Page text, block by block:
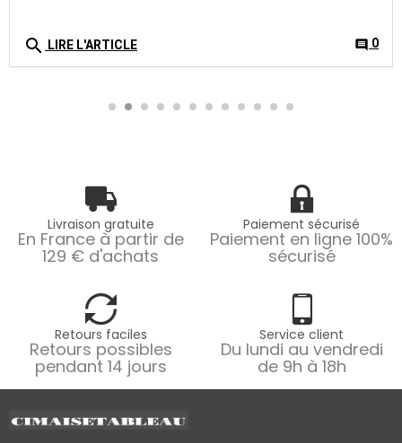
search LIRE L'ARTICLE comment 0
Livraison gratuite
En France à partir de
129 € d'achats
Paiement sécurisé
Paiement en ligne 100%
sécurisé
Retours faciles
Retours possibles
pendant 14 jours
Service client
Du lundi au vendredi
de 9h à 18h